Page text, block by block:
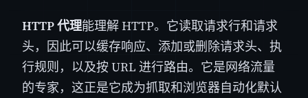
HTTP 代理能理解 HTTP。它读取请求行和请求
头，因此可以缓存响应、添加或删除请求头、执
行规则，以及按 URL 进行路由。它是网络流量
的专家，这正是它成为抓取和浏览器自动化默认